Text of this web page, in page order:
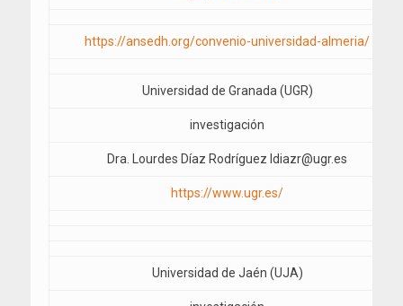
https://ansedh.org/convenio-universidad-almeria/
Universidad de Granada (UGR)
investigación
Dra. Lourdes Díaz Rodríguez ldiazr@ugr.es
https://www.ugr.es/
Universidad de Jaén (UJA)